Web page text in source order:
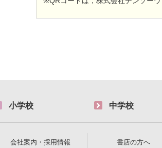
小学校 中学校
会社案内・採用情報 書店の方へ